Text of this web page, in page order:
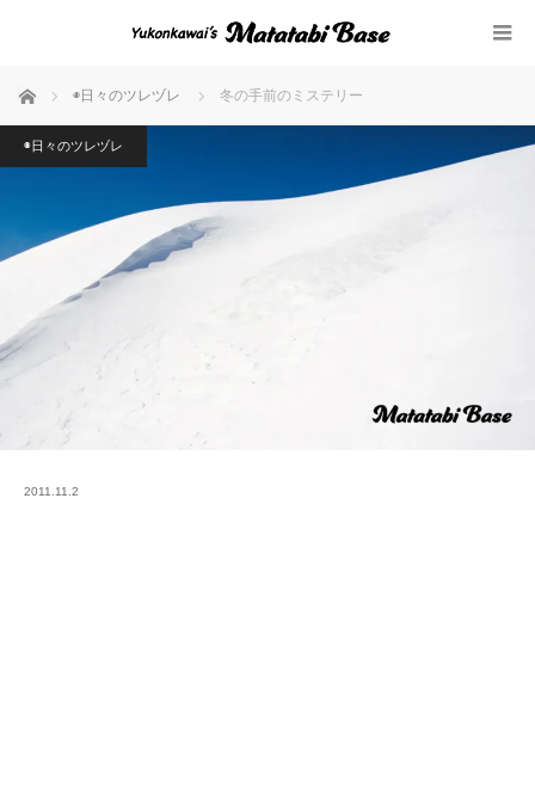
ホーム ◉日々のツレヅレ 冬の手前のミステリー
◉日々のツレヅレ
2011.11.2